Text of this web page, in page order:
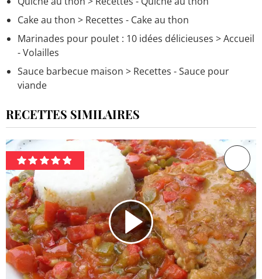
Cake au thon > Recettes - Cake au thon
Marinades pour poulet : 10 idées délicieuses > Accueil
- Volailles
Sauce barbecue maison > Recettes - Sauce pour
viande
RECETTES SIMILAIRES